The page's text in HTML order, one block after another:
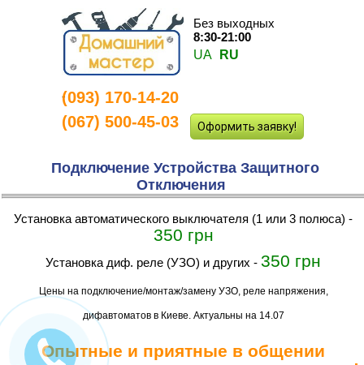
-
Без выходных
8:30-21:00
UA
RU
(093) 170-14-20
(067) 500-45-03
Оформить заявку!
Подключение Устройства Защитного
Отключения
Установка автоматического выключателя (1 или 3 полюса) -
350 грн
Установка диф. реле (УЗО) и других -350 грн
Цены на подключение/монтаж/замену УЗО, реле напряжения,
дифавтоматов в Киеве. Актуальны на 14.07
Опытные и приятные в общении